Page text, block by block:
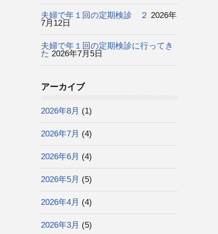
夫婦で年１回の定期検診 ２ 2026年
7月12日
夫婦で年１回の定期検診に行ってき
た 2026年7月5日
アーカイブ
2026年8月 (1)
2026年7月 (4)
2026年6月 (4)
2026年5月 (5)
2026年4月 (4)
2026年3月 (5)